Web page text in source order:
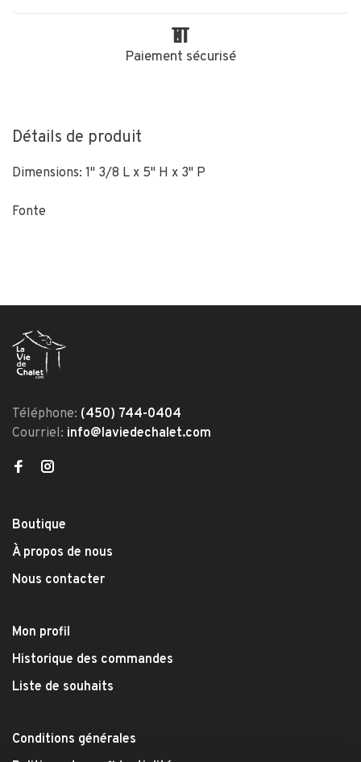
Paiement sécurisé
Détails de produit
Dimensions: 1" 3/8 L x 5" H x 3" P
Fonte
Téléphone: (450) 744-0404
Courriel: info@laviedechalet.com
Boutique
À propos de nous
Nous contacter
Mon profil
Historique des commandes
Liste de souhaits
Conditions générales